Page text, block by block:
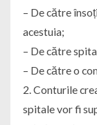
– De către
acestuia;
– De către
– De către o
2. Conturile
spitale vor fi